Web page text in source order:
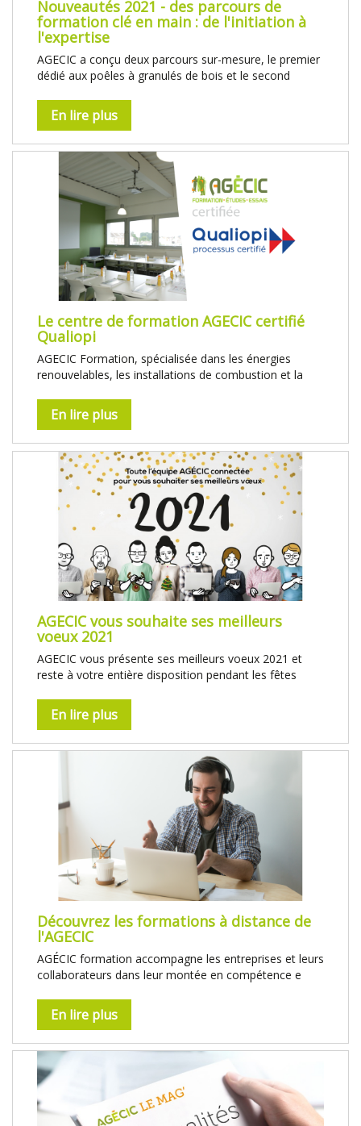
Nouveautés 2021 - des parcours de
formation clé en main : de l'initiation à
l'expertise
AGECIC a conçu deux parcours sur-mesure, le premier
dédié aux poêles à granulés de bois et le second
En lire plus
Le centre de formation AGECIC certifié
Qualiopi
AGECIC Formation, spécialisée dans les énergies
renouvelables, les installations de combustion et la
En lire plus
AGECIC vous souhaite ses meilleurs
voeux 2021
AGECIC vous présente ses meilleurs voeux 2021 et
reste à votre entière disposition pendant les fêtes
En lire plus
Découvrez les formations à distance de
l'AGECIC
AGÉCIC formation accompagne les entreprises et leurs
collaborateurs dans leur montée en compétence e
En lire plus